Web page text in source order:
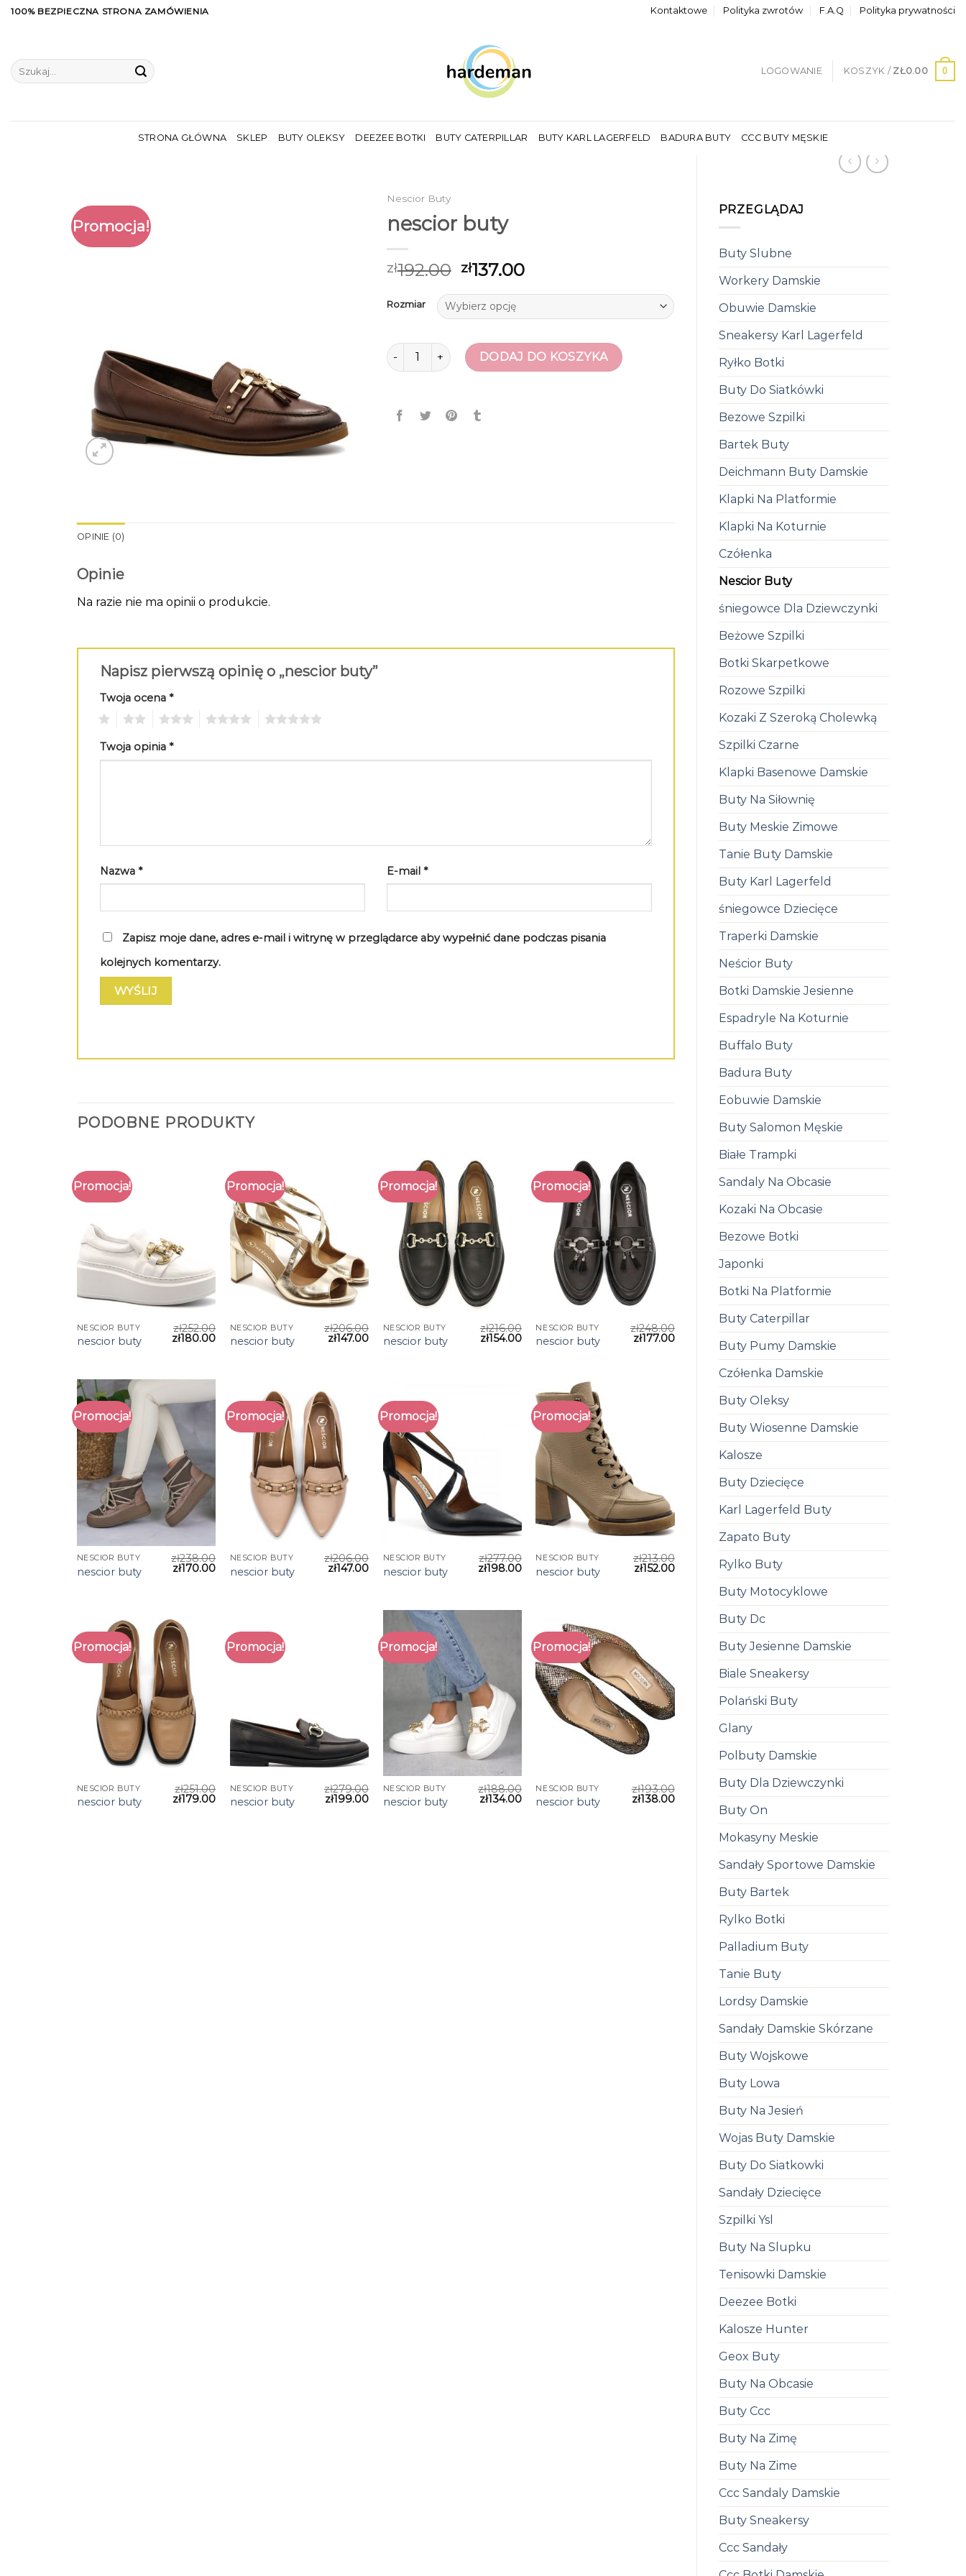
Skip100% BEZPIECZNA STRONA ZAMÓWIENIA Kontaktowe Polityka zwrotów F.A.Q Polityka prywatności
Szukaj:
LOGOWANIE KOSZYK / ZŁ0.00 0
STRONA GŁÓWNA SKLEP BUTY OLEKSY DEEZEE BOTKI BUTY CATERPILLAR BUTY KARL LAGERFELD BADURA BUTY CCC BUTY MĘSKIE
PRZEGLĄDAJ
Buty Slubne
Workery Damskie
Obuwie Damskie
Sneakersy Karl Lagerfeld
Ryłko Botki
Buty Do Siatkówki
Bezowe Szpilki
Bartek Buty
Deichmann Buty Damskie
Klapki Na Platformie
Klapki Na Koturnie
Czółenka
Nescior Buty
śniegowce Dla Dziewczynki
Beżowe Szpilki
Botki Skarpetkowe
Rozowe Szpilki
Kozaki Z Szeroką Cholewką
Szpilki Czarne
Klapki Basenowe Damskie
Buty Na Siłownię
Buty Meskie Zimowe
Tanie Buty Damskie
Buty Karl Lagerfeld
śniegowce Dziecięce
Traperki Damskie
Neścior Buty
Botki Damskie Jesienne
Espadryle Na Koturnie
Buffalo Buty
Badura Buty
Eobuwie Damskie
Buty Salomon Męskie
Białe Trampki
Sandaly Na Obcasie
Kozaki Na Obcasie
Bezowe Botki
Japonki
Botki Na Platformie
Buty Caterpillar
Buty Pumy Damskie
Czółenka Damskie
Buty Oleksy
Buty Wiosenne Damskie
Kalosze
Buty Dziecięce
Karl Lagerfeld Buty
Zapato Buty
Rylko Buty
Buty Motocyklowe
Buty Dc
Buty Jesienne Damskie
Biale Sneakersy
Polański Buty
Glany
Polbuty Damskie
Buty Dla Dziewczynki
Buty On
Mokasyny Meskie
Sandały Sportowe Damskie
Buty Bartek
Rylko Botki
Palladium Buty
Tanie Buty
Lordsy Damskie
Sandały Damskie Skórzane
Buty Wojskowe
Buty Lowa
Buty Na Jesień
Wojas Buty Damskie
Buty Do Siatkowki
Sandały Dziecięce
Szpilki Ysl
Buty Na Slupku
Tenisowki Damskie
Deezee Botki
Kalosze Hunter
Geox Buty
Buty Na Obcasie
Buty Ccc
Buty Na Zimę
Buty Na Zime
Ccc Sandaly Damskie
Buty Sneakersy
Ccc Sandały
Promocja!
Nescior Buty
nescior buty
zł192.00 zł137.00
Rozmiar
ilość nescior buty DODAJ DO KOSZYKA
OPINIE (0)
Opinie
Na razie nie ma opinii o produkcie.
Napisz pierwszą opinię o „nescior buty”
Twoja ocena *
Twoja opinia *
Nazwa * E-mail *
Zapisz moje dane, adres e-mail i witrynę w przeglądarce aby wypełnić dane podczas pisania
kolejnych komentarzy.
PODOBNE PRODUKTY
Promocja!
NESCIOR BUTY
nescior buty
zł252.00
zł180.00
Promocja!
NESCIOR BUTY
nescior buty
zł206.00
zł147.00
Promocja!
NESCIOR BUTY
nescior buty
zł216.00
zł154.00
Promocja!
NESCIOR BUTY
nescior buty
zł248.00
zł177.00
Promocja!
NESCIOR BUTY
nescior buty
zł238.00
zł170.00
Promocja!
NESCIOR BUTY
nescior buty
zł206.00
zł147.00
Promocja!
NESCIOR BUTY
nescior buty
zł277.00
zł198.00
Promocja!
NESCIOR BUTY
nescior buty
zł213.00
zł152.00
Promocja!
NESCIOR BUTY
nescior buty
zł251.00
zł179.00
Promocja!
NESCIOR BUTY
nescior buty
zł279.00
zł199.00
Promocja!
NESCIOR BUTY
nescior buty
zł188.00
zł134.00
Promocja!
NESCIOR BUTY
nescior buty
zł193.00
zł138.00